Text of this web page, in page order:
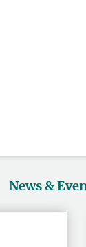
News &